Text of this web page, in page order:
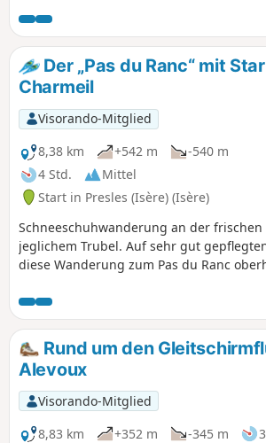
Wald wandert.
Der „Pas du Ranc“ mit
Charmeil
Visorando-Mitglied
8,38 km
+542 m
-540 m
4 Std.
Mittel
Start in Presles (Isère) (Isère)
Schneeschuhwanderung an der
jeglichem Trubel. Auf sehr gut
diese Wanderung zum Pas du Ranc
Rund um den
Alevoux
Visorando-Mitglied
8,83 km
+352 m -345 m